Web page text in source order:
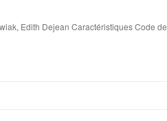
Edith Dejean Caractéristiques Code de